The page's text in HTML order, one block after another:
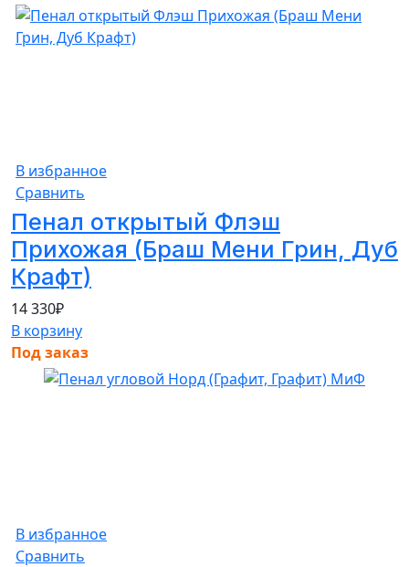
В избранное
Сравнить
Пенал открытый Флэш
Прихожая (Браш Мени Грин, Дуб
Крафт)
14 330₽
В корзину
Под заказ
В избранное
Сравнить